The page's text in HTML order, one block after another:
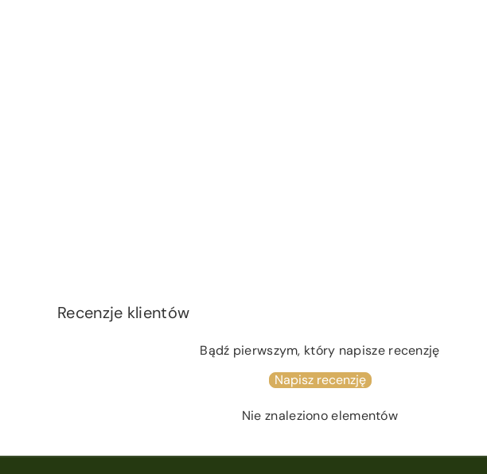
Recenzje klientów
Bądź pierwszym, który napisze recenzję
Napisz recenzję
Nie znaleziono elementów